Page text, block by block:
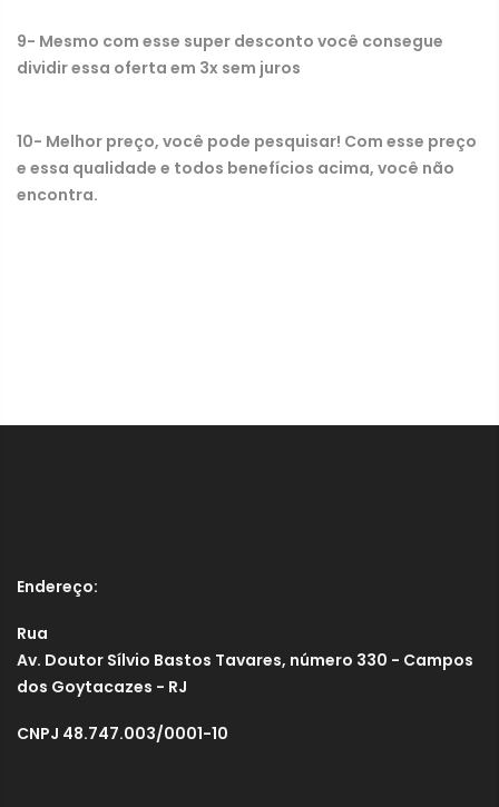
9- Mesmo com esse super desconto você consegue
dividir essa oferta em 3x sem juros
10- Melhor preço, você pode pesquisar! Com esse preço
e essa qualidade e todos benefícios acima, você não
encontra.
Endereço:
Rua
Av. Doutor Sílvio Bastos Tavares, número 330 - Campos
dos Goytacazes - RJ
CNPJ 48.747.003/0001-10